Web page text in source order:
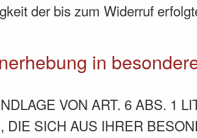
der bis zum Widerruf
in
VON ART. 6 ABS. 1
SICH AUS IHRER